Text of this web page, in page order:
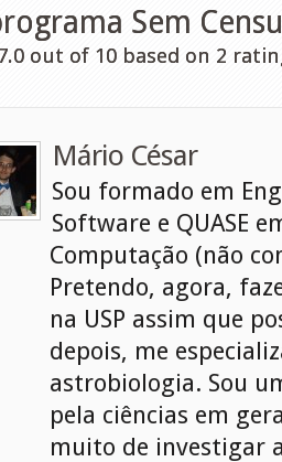
Sem
out of 10 based on 2
Mário César
Sou formado em
Software e QUASE
Computação (não
Pretendo, agora,
na USP assim que
depois, me
astrobiologia. Sou
pela ciências em
muito de investigar